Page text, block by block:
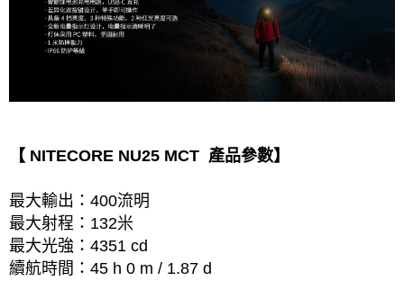
【 NITECORE NU25 MCT 產品參數】
最大輸出：400流明
最大射程：132米
最大光強：4351 cd
續航時間：45 h 0 m / 1.87 d